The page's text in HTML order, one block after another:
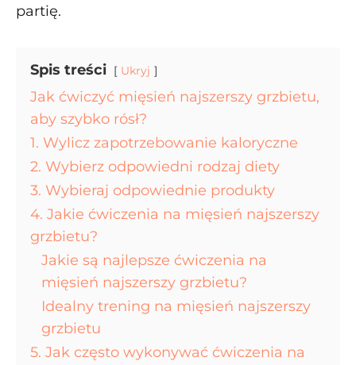
partię.
Spis treści Ukryj
Jak ćwiczyć mięsień najszerszy grzbietu,
aby szybko rósł?
1. Wylicz zapotrzebowanie kaloryczne
2. Wybierz odpowiedni rodzaj diety
3. Wybieraj odpowiednie produkty
4. Jakie ćwiczenia na mięsień najszerszy
grzbietu?
Jakie są najlepsze ćwiczenia na
mięsień najszerszy grzbietu?
Idealny trening na mięsień najszerszy
grzbietu
5. Jak często wykonywać ćwiczenia na